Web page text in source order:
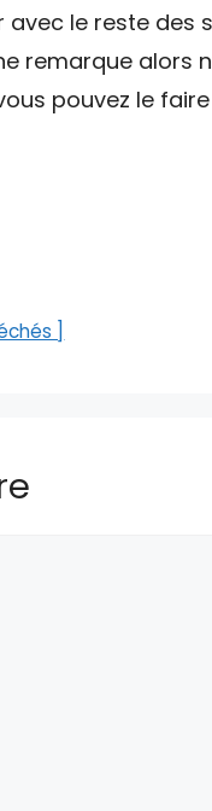
le reste des
remarque alors
pouvez le
]